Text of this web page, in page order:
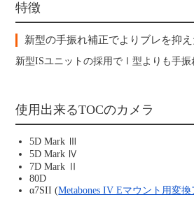
特徴
新型の手振れ補正でよりブレを抑
新型ISユニットの採用でⅠ型よりも手振
使用出来るTOCのカメラ
5D Mark Ⅲ
5D Mark Ⅳ
7D Mark Ⅱ
80D
α7SII (Metabones IV Eマウント用変換